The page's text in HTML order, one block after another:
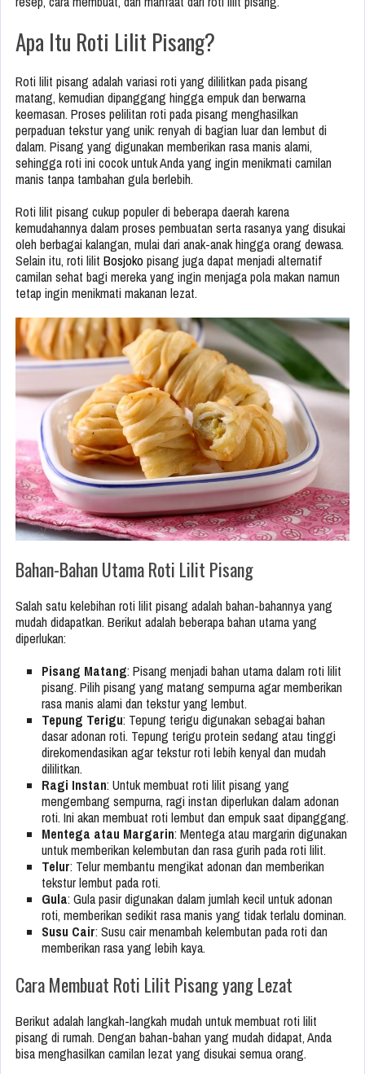
Apa Itu Roti Lilit Pisang?
Roti lilit pisang adalah variasi roti yang dililitkan pada pisang
matang, kemudian dipanggang hingga empuk dan berwarna
keemasan. Proses pelilitan roti pada pisang menghasilkan
perpaduan tekstur yang unik: renyah di bagian luar dan lembut di
dalam. Pisang yang digunakan memberikan rasa manis alami,
sehingga roti ini cocok untuk Anda yang ingin menikmati camilan
manis tanpa tambahan gula berlebih.
Roti lilit pisang cukup populer di beberapa daerah karena
kemudahannya dalam proses pembuatan serta rasanya yang disukai
oleh berbagai kalangan, mulai dari anak-anak hingga orang dewasa.
Selain itu, roti lilit Bosjoko pisang juga dapat menjadi alternatif
camilan sehat bagi mereka yang ingin menjaga pola makan namun
tetap ingin menikmati makanan lezat.
Bahan-Bahan Utama Roti Lilit Pisang
Salah satu kelebihan roti lilit pisang adalah bahan-bahannya yang
mudah didapatkan. Berikut adalah beberapa bahan utama yang
diperlukan:
Pisang Matang: Pisang menjadi bahan utama dalam roti lilit
pisang. Pilih pisang yang matang sempurna agar memberikan
rasa manis alami dan tekstur yang lembut.
Tepung Terigu: Tepung terigu digunakan sebagai bahan
dasar adonan roti. Tepung terigu protein sedang atau tinggi
direkomendasikan agar tekstur roti lebih kenyal dan mudah
dililitkan.
Ragi Instan: Untuk membuat roti lilit pisang yang
mengembang sempurna, ragi instan diperlukan dalam adonan
roti. Ini akan membuat roti lembut dan empuk saat dipanggang.
Mentega atau Margarin: Mentega atau margarin digunakan
untuk memberikan kelembutan dan rasa gurih pada roti lilit.
Telur: Telur membantu mengikat adonan dan memberikan
tekstur lembut pada roti.
Gula: Gula pasir digunakan dalam jumlah kecil untuk adonan
roti, memberikan sedikit rasa manis yang tidak terlalu dominan.
Susu Cair: Susu cair menambah kelembutan pada roti dan
memberikan rasa yang lebih kaya.
Cara Membuat Roti Lilit Pisang yang Lezat
Berikut adalah langkah-langkah mudah untuk membuat roti lilit
pisang di rumah. Dengan bahan-bahan yang mudah didapat, Anda
bisa menghasilkan camilan lezat yang disukai semua orang.